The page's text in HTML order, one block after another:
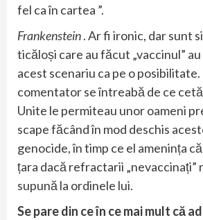
fel ca în cartea ”.
Frankenstein. Ar fi ironic, dar sunt
ticăloși care au făcut „vaccinul”
acest scenariu ca pe o posibilitate.
comentator se întreabă de ce
Unite le permiteau unor oameni
scape făcând în mod deschis
genocide, în timp ce el amenința
țara dacă refractarii „nevaccinați”
supună la ordinele lui.
Se pare din ce în ce mai mult că